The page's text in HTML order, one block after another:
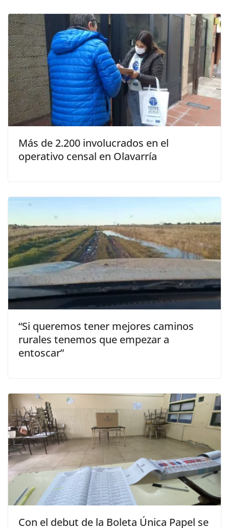
Más de 2.200 involucrados en el
operativo censal en Olavarría
“Si queremos tener mejores caminos
rurales tenemos que empezar a
entoscar”
Con el debut de la Boleta Única Papel se